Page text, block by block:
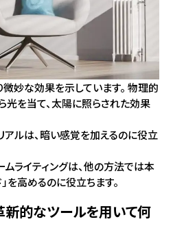
微妙な効果を示しています。 物理的
光を当て、太陽に照らされた効果
アルは、暗い感覚を加えるのに役立
ムライティングは、他の方法では本
を高めるのに役立ちます。
新的なツールを用いて何